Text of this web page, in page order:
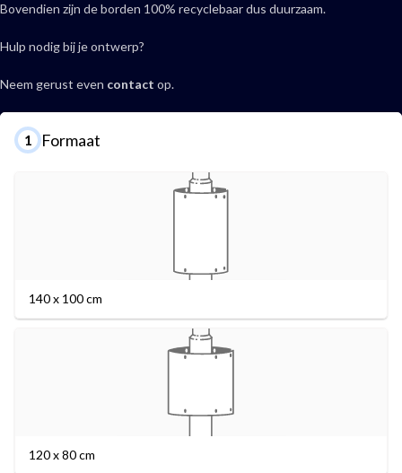
Bovendien zijn de borden 100% recyclebaar dus duurzaam.
Hulp nodig bij je ontwerp?
Neem gerust even contact op.
1 Formaat
140 x 100 cm
120 x 80 cm